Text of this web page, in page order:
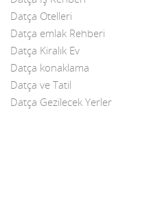
Datça Bademi
Datça Feribot
Datça Köy Ürünleri
Datça Otelleri
Datça emlak Rehberi
Datça Kiralık Ev
Datça konaklama
Datça ve Tatil
Datça Gezilecek Yerler